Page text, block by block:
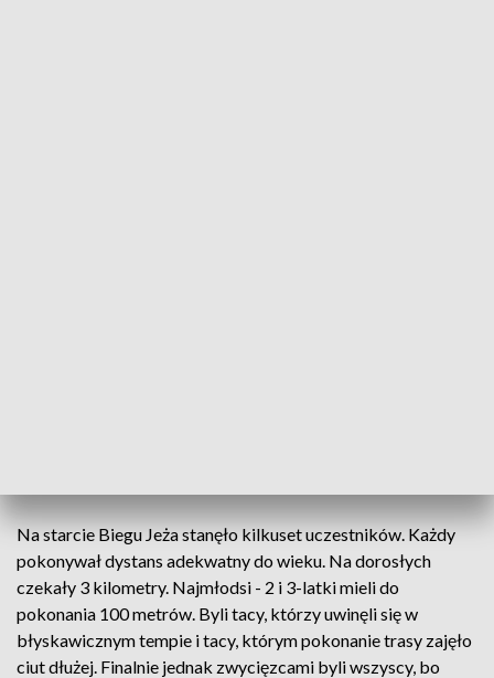
Na starcie Biegu Jeża stanęło kilkuset uczestników. Każdy
pokonywał dystans adekwatny do wieku. Na dorosłych
czekały 3 kilometry. Najmłodsi - 2 i 3-latki mieli do
pokonania 100 metrów. Byli tacy, którzy uwinęli się w
błyskawicznym tempie i tacy, którym pokonanie trasy zajęło
ciut dłużej. Finalnie jednak zwycięzcami byli wszyscy, bo